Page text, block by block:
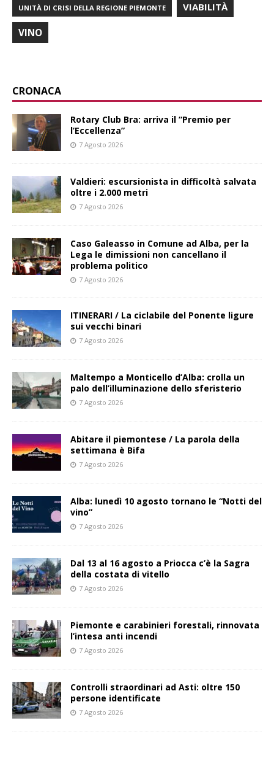
UNITÀ DI CRISI DELLA REGIONE PIEMONTE VIABILITÀ
VINO
CRONACA
Rotary Club Bra: arriva il “Premio per
l’Eccellenza”
7 Agosto 2026
Valdieri: escursionista in difficoltà salvata
oltre i 2.000 metri
7 Agosto 2026
Caso Galeasso in Comune ad Alba, per la
Lega le dimissioni non cancellano il
problema politico
7 Agosto 2026
ITINERARI / La ciclabile del Ponente ligure
sui vecchi binari
7 Agosto 2026
Maltempo a Monticello d’Alba: crolla un
palo dell’illuminazione dello sferisterio
7 Agosto 2026
Abitare il piemontese / La parola della
settimana è Bifa
7 Agosto 2026
Alba: lunedì 10 agosto tornano le “Notti del
vino”
7 Agosto 2026
Dal 13 al 16 agosto a Priocca c’è la Sagra
della costata di vitello
7 Agosto 2026
Piemonte e carabinieri forestali, rinnovata
l’intesa anti incendi
7 Agosto 2026
Controlli straordinari ad Asti: oltre 150
persone identificate
7 Agosto 2026